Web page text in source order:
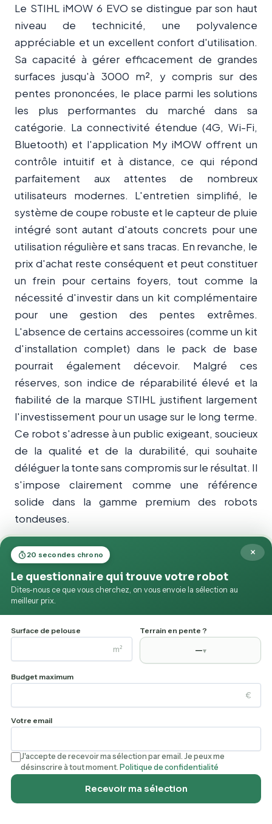
Le STIHL iMOW 6 EVO se distingue par son haut
niveau de technicité, une polyvalence
appréciable et un excellent confort d'utilisation.
Sa capacité à gérer efficacement de grandes
surfaces jusqu'à 3000 m², y compris sur des
pentes prononcées, le place parmi les solutions
les plus performantes du marché dans sa
catégorie. La connectivité étendue (4G, Wi-Fi,
Bluetooth) et l'application My iMOW offrent un
contrôle intuitif et à distance, ce qui répond
parfaitement aux attentes de nombreux
utilisateurs modernes. L'entretien simplifié, le
système de coupe robuste et le capteur de pluie
intégré sont autant d'atouts concrets pour une
utilisation régulière et sans tracas. En revanche, le
prix d'achat reste conséquent et peut constituer
un frein pour certains foyers, tout comme la
nécessité d'investir dans un kit complémentaire
pour une gestion des pentes extrêmes.
L'absence de certains accessoires (comme un kit
d'installation complet) dans le pack de base
pourrait également décevoir. Malgré ces
réserves, son indice de réparabilité élevé et la
fiabilité de la marque STIHL justifient largement
l'investissement pour un usage sur le long terme.
Ce robot s'adresse à un public exigeant, soucieux
de la qualité et de la durabilité, qui souhaite
déléguer la tonte sans compromis sur le résultat. Il
s'impose clairement comme une référence
solide dans la gamme premium des robots
tondeuses.
✓ RECOMMANDÉ PAR MES-ROBOTS.FR
Jardins Loisirs · 1 499€
Que retenir du STIHL IMOW6 EVO ?
×
20 secondes chrono
Le questionnaire qui trouve votre robot
Dites-nous ce que vous cherchez, on vous envoie la sélection au
meilleur prix.
Surface de pelouse
m²
Terrain en pente ?
—▾
Budget maximum
€
Votre email
J'accepte de recevoir ma sélection par email. Je peux me
désinscrire à tout moment. Politique de confidentialité
Recevoir ma sélection